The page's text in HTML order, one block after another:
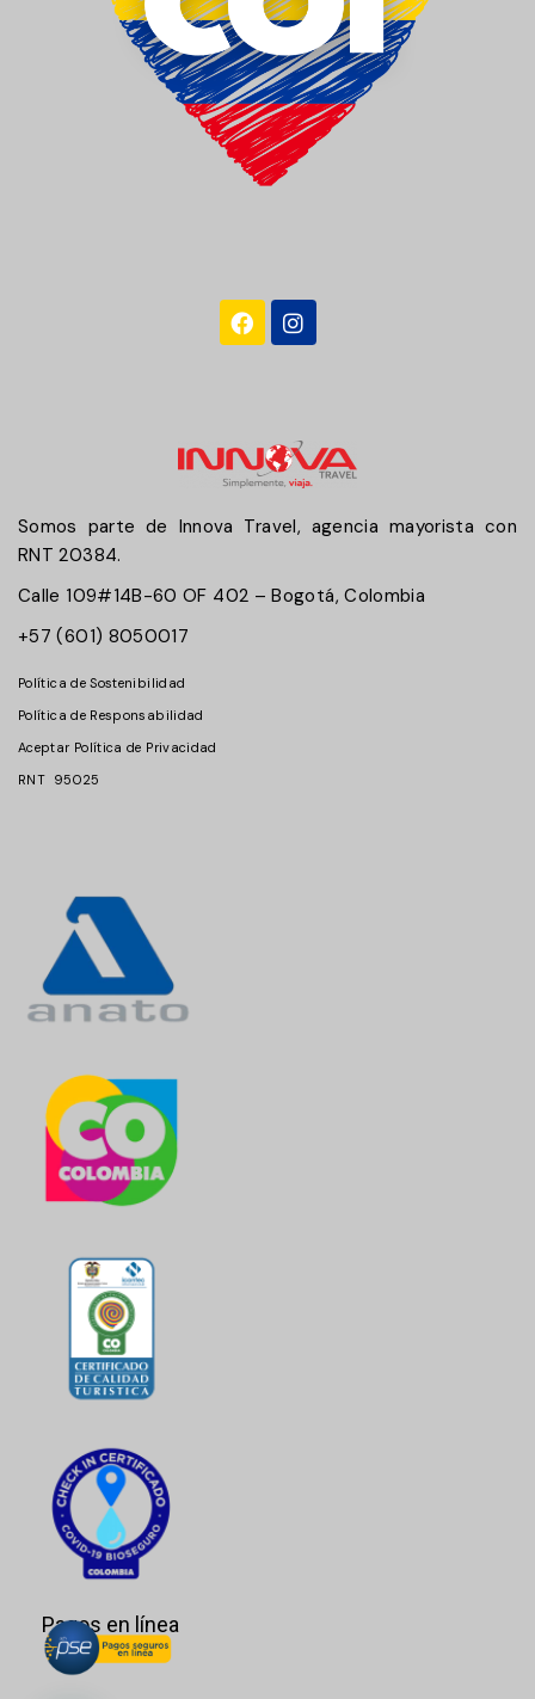
Somos parte de Innova Travel, agencia mayorista con
RNT 20384.
Calle 109#14B-60 OF 402 – Bogotá, Colombia
+57 (601) 8050017
Política de Sostenibilidad
Política de Responsabilidad
Aceptar Política de Privacidad
RNT 95025
Pagos en línea